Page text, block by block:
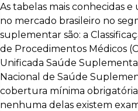
As tabelas mais conhecidas
no mercado brasileiro no
suplementar são: a
de Procedimentos Médicos
Unificada Saúde
Nacional de Saúde
cobertura mínima
nenhuma delas existem